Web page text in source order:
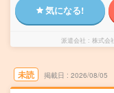
気になる!
派遣会社 株式会
未読 掲載日 2026/08/05